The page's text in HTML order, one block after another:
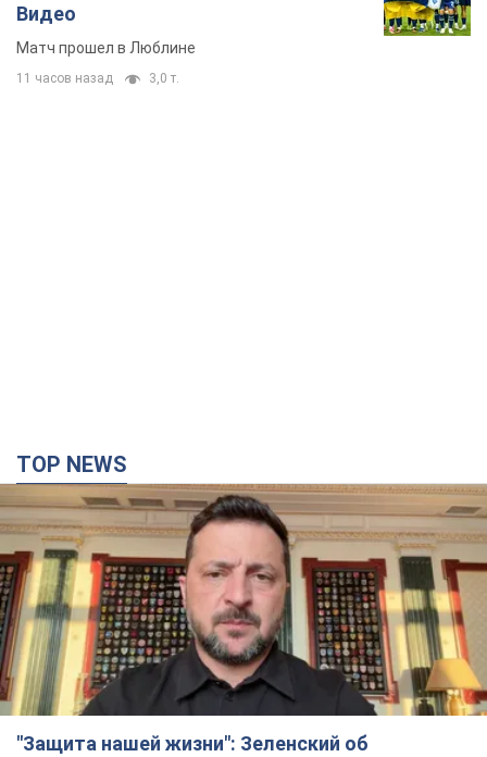
Видео
Матч прошел в Люблине
11 часов назад 3,0 т.
TOP NEWS
"Защита нашей жизни": Зеленский об